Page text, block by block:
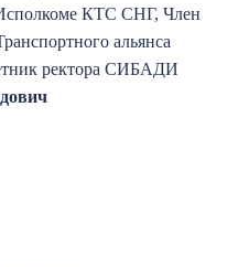
КТС СНГ, Член
альянса
ректора СИБАДИ